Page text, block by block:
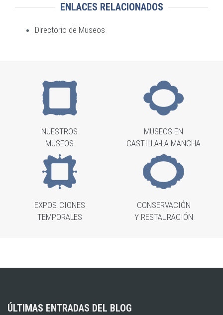
ENLACES RELACIONADOS
Directorio de Museos
NUESTROS
MUSEOS
MUSEOS EN
CASTILLA-LA MANCHA
EXPOSICIONES
TEMPORALES
CONSERVACIÓN
Y RESTAURACIÓN
ÚLTIMAS ENTRADAS DEL BLOG